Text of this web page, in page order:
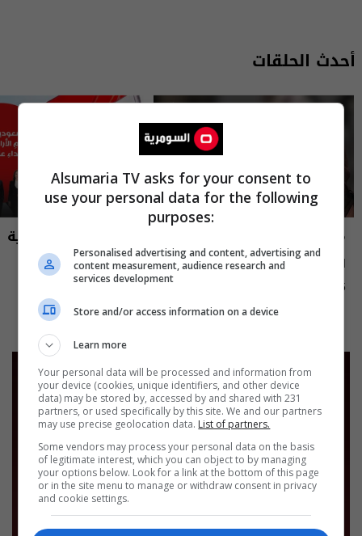
أحدث الحلقات
مايك السومرية
الاعلامية والممثلة نغم المسعودي -
MIC Alsumaria م٢ - الحلقة ١٠ | season
15:30 | 2026-08-05
نشرة أخبار السومرية
نشرة ٥ آب ٢٠٢٦ | 2026
12:45 | 2026-08-05
Alsumaria TV asks for your consent to
use your personal data for the following
purposes:
Personalised advertising and content, advertising and
content measurement, audience research and
services development
Store and/or access information on a device
Learn more
Your personal data will be processed and information from
your device (cookies, unique identifiers, and other device
data) may be stored by, accessed by and shared with 231
partners, or used specifically by this site. We and our partners
may use precise geolocation data. List of partners.
Some vendors may process your personal data on the basis
of legitimate interest, which you can object to by managing
your options below. Look for a link at the bottom of this page
or in the site menu to manage or withdraw consent in privacy
and cookie settings.